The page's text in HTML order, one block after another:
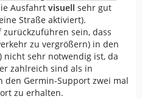
Ausfahrt visuell sehr gut
Straße aktiviert).
sein, dass
zu vergrößern) in den
nicht sehr notwendig ist, da
zahlreich sind als in
den Germin-Support zwei mal
zu erhalten.